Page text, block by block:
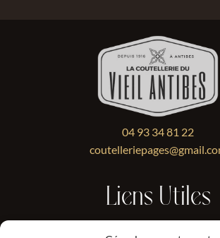
04 93 34 81 22
Liens Utiles